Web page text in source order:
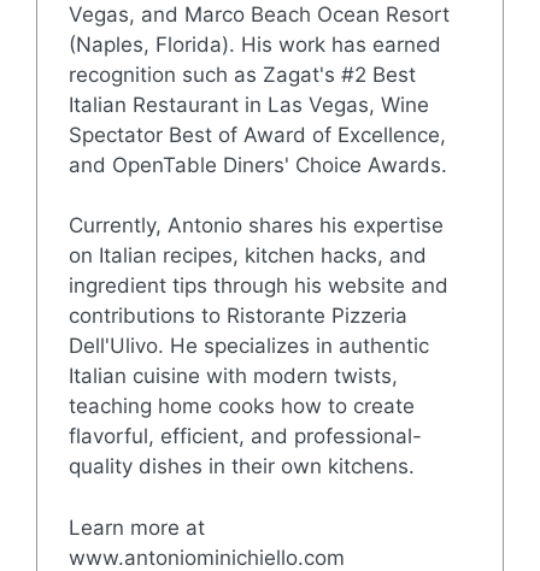
Vegas, and Marco Beach Ocean Resort
(Naples, Florida). His work has earned
recognition such as Zagat's #2 Best
Italian Restaurant in Las Vegas, Wine
Spectator Best of Award of Excellence,
and OpenTable Diners' Choice Awards.
Currently, Antonio shares his expertise
on Italian recipes, kitchen hacks, and
ingredient tips through his website and
contributions to Ristorante Pizzeria
Dell'Ulivo. He specializes in authentic
Italian cuisine with modern twists,
teaching home cooks how to create
flavorful, efficient, and professional-
quality dishes in their own kitchens.
Learn more at
www.antoniominichiello.com